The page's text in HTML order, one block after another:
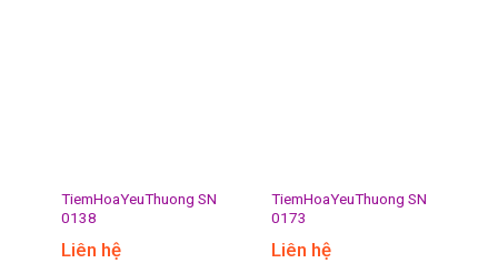
TiemHoaYeuThuong SN
0138
Liên hệ
TiemHoaYeuThuong SN
0173
Liên hệ